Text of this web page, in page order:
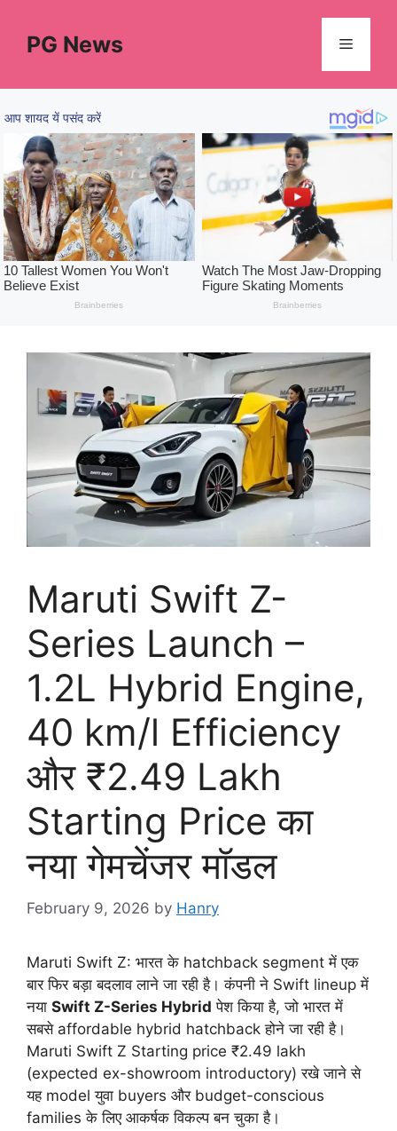
contentPG News Menu
Maruti Swift Z-
Series Launch –
1.2L Hybrid Engine,
40 km/l Efficiency
और ₹2.49 Lakh
Starting Price का
नया गेमचेंजर मॉडल
February 9, 2026 by Hanry
Maruti Swift Z: भारत के hatchback segment में एक
बार फिर बड़ा बदलाव लाने जा रही है। कंपनी ने Swift lineup में
नया Swift Z-Series Hybrid पेश किया है, जो भारत में
सबसे affordable hybrid hatchback होने जा रही है।
Maruti Swift Z Starting price ₹2.49 lakh
(expected ex-showroom introductory) रखे जाने से
यह model युवा buyers और budget-conscious
families के लिए आकर्षक विकल्प बन चुका है।